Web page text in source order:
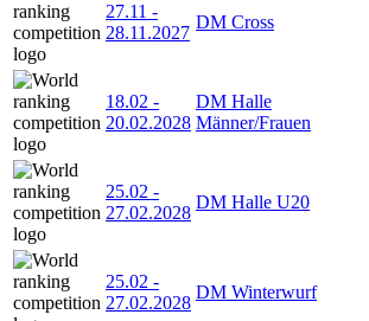
27.11 -
28.11.2027
DM Cross
18.02 -
20.02.2028
DM Halle
Männer/Frauen
25.02 -
27.02.2028
DM Halle U20
25.02 -
27.02.2028
DM Winterwurf